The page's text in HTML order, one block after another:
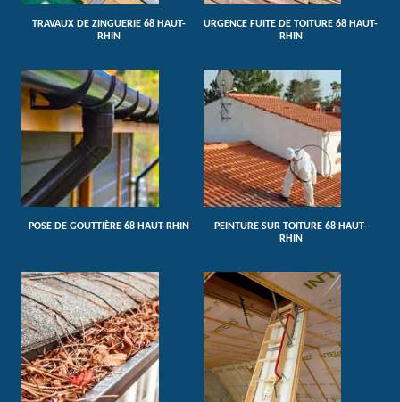
TRAVAUX DE ZINGUERIE 68 HAUT-
RHIN
URGENCE FUITE DE TOITURE 68 HAUT-
RHIN
POSE DE GOUTTIÈRE 68 HAUT-RHIN
PEINTURE SUR TOITURE 68 HAUT-
RHIN